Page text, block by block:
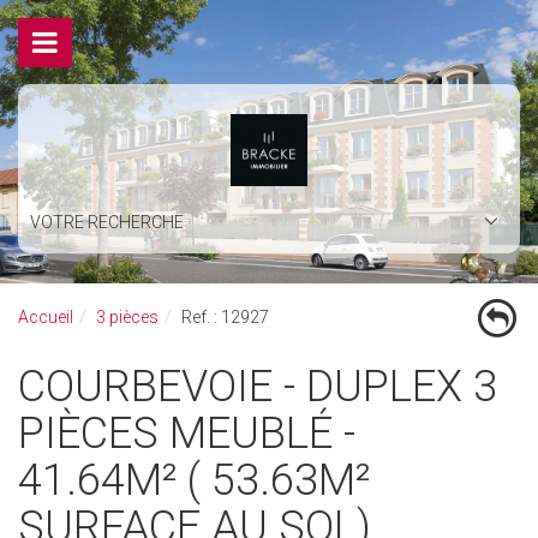
VOTRE RECHERCHE
Accueil 3 pièces Ref. : 12927
COURBEVOIE - DUPLEX 3
PIÈCES MEUBLÉ -
41.64M² ( 53.63M²
SURFACE AU SOL)